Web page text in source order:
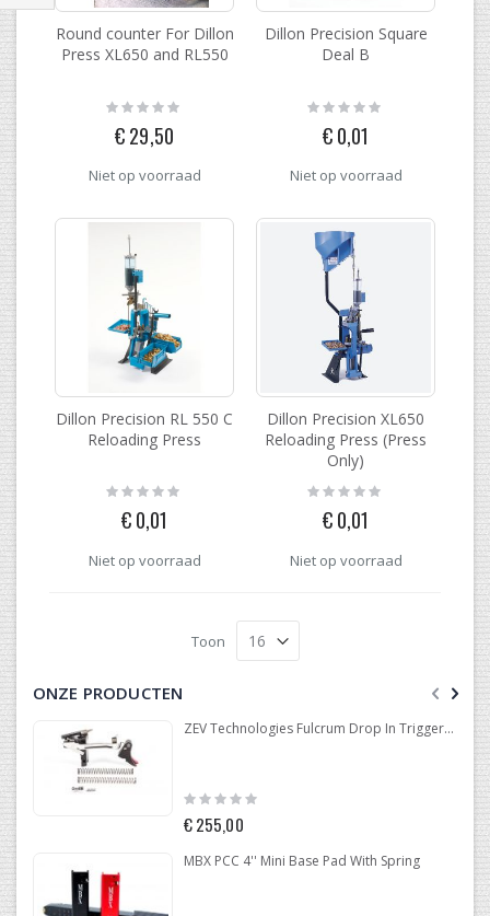
Round counter For Dillon
Press XL650 and RL550
Rating:
0%
€ 29,50
Niet op voorraad
Dillon Precision Square
Deal B
Rating:
0%
€ 0,01
Niet op voorraad
Dillon Precision RL 550 C
Reloading Press
Rating:
€ 0,01
Niet op voorraad
Dillon Precision XL650
Reloading Press (Press
Only)
Rating:
€ 0,01
Niet op voorraad
Toon
Filteren
ONZE PRODUCTEN
ZEV Technologies Fulcrum Drop In Trigger Kit Glock .40 GEN 4
Rating:
0%
€ 255,00
MBX PCC 4'' Mini Base Pad With Spring